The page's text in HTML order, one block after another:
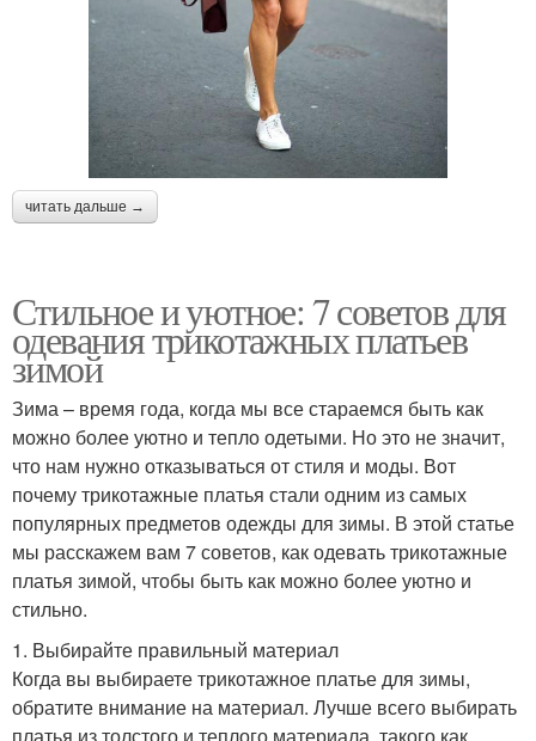
читать дальше →
Стильное и уютное: 7 советов для
одевания трикотажных платьев
зимой
Зима – время года, когда мы все стараемся быть как
можно более уютно и тепло одетыми. Но это не значит,
что нам нужно отказываться от стиля и моды. Вот
почему трикотажные платья стали одним из самых
популярных предметов одежды для зимы. В этой статье
мы расскажем вам 7 советов, как одевать трикотажные
платья зимой, чтобы быть как можно более уютно и
стильно.
1. Выбирайте правильный материал
Когда вы выбираете трикотажное платье для зимы,
обратите внимание на материал. Лучше всего выбирать